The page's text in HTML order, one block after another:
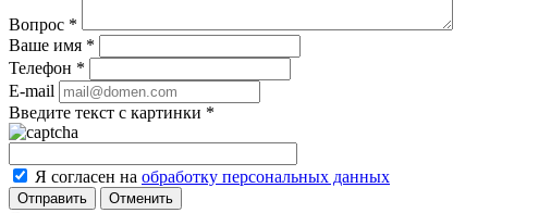
Вопрос *
Ваше имя *
Телефон *
E-mail
Введите текст с картинки *
Я согласен на обработку персональных данных
Отменить